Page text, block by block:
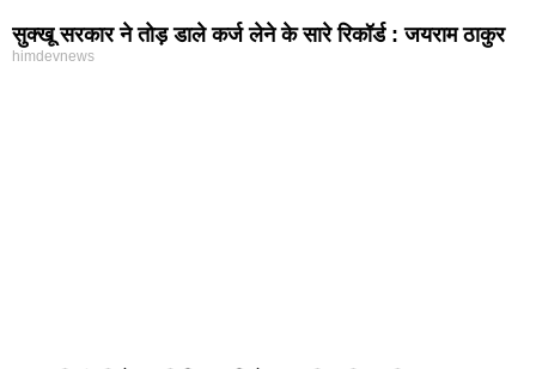
सुक्खू सरकार ने तोड़ डाले कर्ज लेने के सारे रिकॉर्ड : जयराम ठाकुर
himdevnews